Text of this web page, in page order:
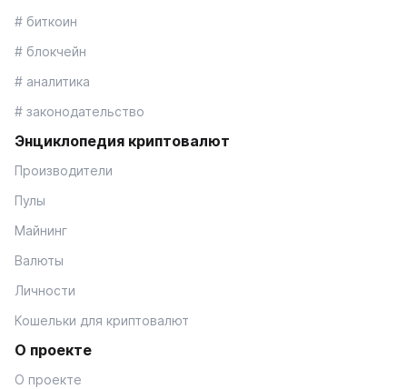
# биткоин
# блокчейн
# аналитика
# законодательство
Энциклопедия криптовалют
Производители
Пулы
Майнинг
Валюты
Личности
Кошельки для криптовалют
О проекте
О проекте